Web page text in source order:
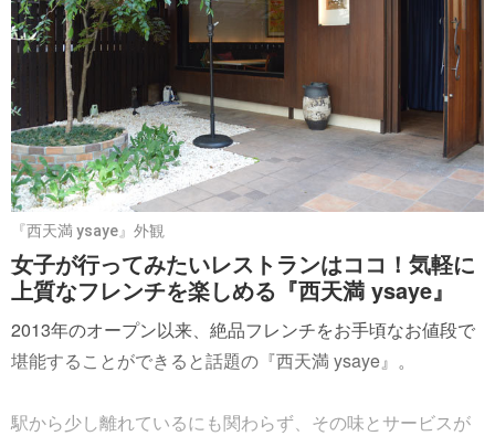
『西天満 ysaye』外観
女子が行ってみたいレストランはココ！気軽に
上質なフレンチを楽しめる『西天満 ysaye』
2013年のオープン以来、絶品フレンチをお手頃なお値段で
堪能することができると話題の『西天満 ysaye』。
駅から少し離れているにも関わらず、その味とサービスが